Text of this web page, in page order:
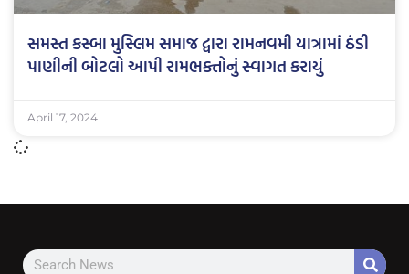
સમસ્ત કસ્બા મુસ્લિમ સમાજ દ્વારા રામનવમી યાત્રામાં ઠંડી
પાણીની બોટલો આપી રામભક્તોનું સ્વાગત કરાયું
April 17, 2024